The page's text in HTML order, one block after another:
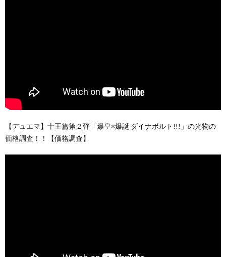
【デュエマ】十王篇第２弾「爆皇×爆誕 ダイナボルト!!!」の光物の
価格調査！！【価格調査】